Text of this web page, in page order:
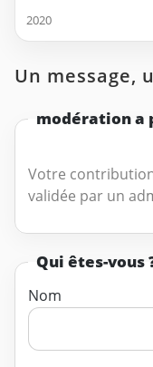
2020
Un message,
modération a
Votre
validée par un
Qui êtes-vous
Nom